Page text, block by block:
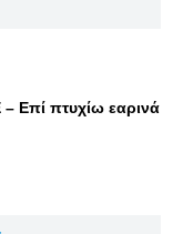
– Επί πτυχίω εαρινά